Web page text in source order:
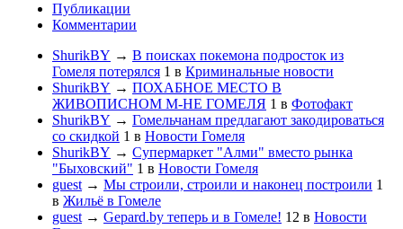
Публикации
Комментарии
ShurikBY → В поисках покемона подросток из
Гомеля потерялся 1 в Криминальные новости
ShurikBY → ПОХАБНОЕ МЕСТО В
ЖИВОПИСНОМ М-НЕ ГОМЕЛЯ 1 в Фотофакт
ShurikBY → Гомельчанам предлагают закодироваться
со скидкой 1 в Новости Гомеля
ShurikBY → Супермаркет "Алми" вместо рынка
"Быховский" 1 в Новости Гомеля
guest → Мы строили, строили и наконец построили 1
в Жильё в Гомеле
guest → Gepard.by теперь и в Гомеле! 12 в Новости